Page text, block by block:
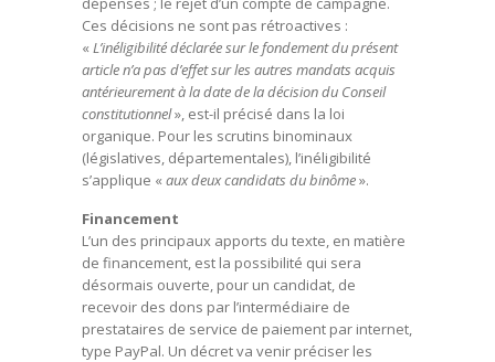
Ces décisions ne sont pas rétroactives :
« L’inéligibilité déclarée sur le fondement du présent
article n’a pas d’effet sur les autres mandats acquis
antérieurement à la date de la décision du Conseil
constitutionnel», est-il précisé dans la loi
organique. Pour les scrutins binominaux
(législatives, départementales), l’inéligibilité
s’applique « aux deux candidats du binôme».
Financement
L’un des principaux apports du texte, en matière
de financement, est la possibilité qui sera
désormais ouverte, pour un candidat, de
recevoir des dons par l’intermédiaire de
prestataires de service de paiement par internet,
type PayPal. Un décret va venir préciser les